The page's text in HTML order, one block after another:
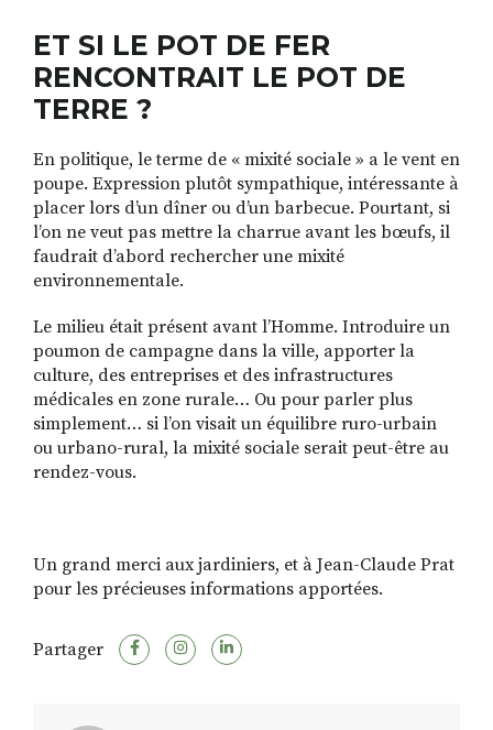
ET SI LE POT DE FER
RENCONTRAIT LE POT DE
TERRE ?
En politique, le terme de « mixité sociale » a le vent en
poupe. Expression plutôt sympathique, intéressante à
placer lors d’un dîner ou d’un barbecue. Pourtant, si
l’on ne veut pas mettre la charrue avant les bœufs, il
faudrait d’abord rechercher une mixité
environnementale.
Le milieu était présent avant l’Homme. Introduire un
poumon de campagne dans la ville, apporter la
culture, des entreprises et des infrastructures
médicales en zone rurale… Ou pour parler plus
simplement… si l’on visait un équilibre ruro-urbain
ou urbano-rural, la mixité sociale serait peut-être au
rendez-vous.
Un grand merci aux jardiniers, et à Jean-Claude Prat
pour les précieuses informations apportées.
Partager